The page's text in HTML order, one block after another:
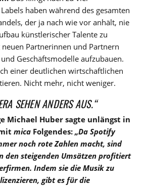
haben während des gesamten
der ja nach wie vor anhält, nie
künstlerischer Talente zu
Partnerinnen und Partnern
Geschäftsmodelle aufzubauen.
einer deutlichen wirtschaftlichen
Nicht mehr, nicht weniger.
SEHEN ANDERS AUS.“
Michael Huber sagte unlängst in
mica Folgendes: „Da Spotify
noch rote Zahlen macht, sind
den steigenden Umsätzen profitiert
Indem sie die Musik zu
gibt es für die